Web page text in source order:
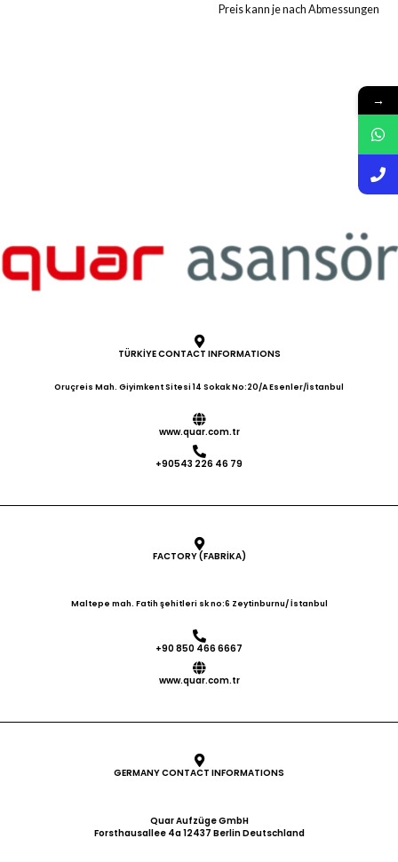
Preis kann je nach Abmessungen
Tragfähigkeit durch Stahlscharnier
Verschiedene Modell- und
Musteroptionen Edelstahltüren 304
TÜRKİYE CONTACT INFORMATIONS
Oruçreis Mah. Giyimkent Sitesi 14 Sokak No:20/A Esenler/İstanbul
www.quar.com.tr
+90543 226 46 79
FACTORY (FABRİKA)
Maltepe mah. Fatih şehitleri sk no:6 Zeytinburnu/ İstanbul
+90 850 466 6667
www.quar.com.tr
GERMANY CONTACT INFORMATIONS
Quar Aufzüge GmbH
Forsthausallee 4a 12437 Berlin Deutschland
→